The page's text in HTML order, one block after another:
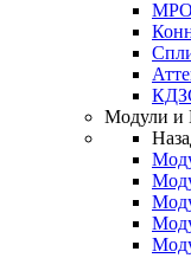
Модули и